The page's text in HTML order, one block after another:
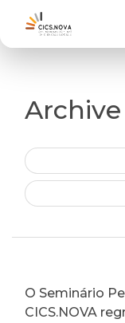
Archive
O Seminário
CICS.NOVA